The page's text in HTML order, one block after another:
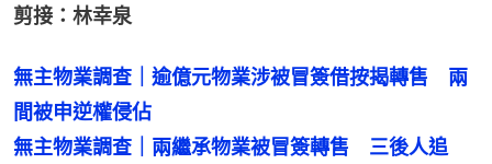
剪接：林幸泉
無主物業調查｜逾億元物業涉被冒簽借按揭轉售　兩
無主物業調查｜兩繼承物業被冒簽轉售　三後人追